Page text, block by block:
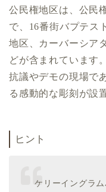
公民権地区は、公民
で、16番街バプテス
地区、カーバーシア
どが含まれています
抗議やデモの現場で
る感動的な彫刻が設
ヒント
ケリーイングラ